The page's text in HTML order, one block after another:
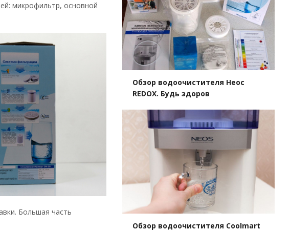
микрофильтр, основной
Большая часть
Обзор водоочистителя Неос
REDOX. Будь здоров
Обзор водоочистителя Coolmart